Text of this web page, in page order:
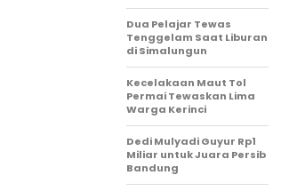
Dua Pelajar Tewas
Tenggelam Saat Liburan
di Simalungun
Kecelakaan Maut Tol
Permai Tewaskan Lima
Warga Kerinci
Dedi Mulyadi Guyur Rp1
Miliar untuk Juara Persib
Bandung